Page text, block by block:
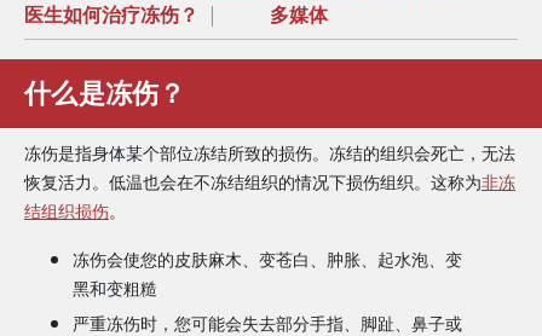
医生如何治疗冻伤？
| 多媒体
什么是冻伤？
冻伤是指身体某个部位冻结所致的损伤。冻结的组织会死亡，无法
恢复活力。低温也会在不冻结组织的情况下损伤组织。这称为非冻
结组织损伤。
冻伤会使您的皮肤麻木、变苍白、肿胀、起水泡、变
黑和变粗糙
严重冻伤时，您可能会失去部分手指、脚趾、鼻子或